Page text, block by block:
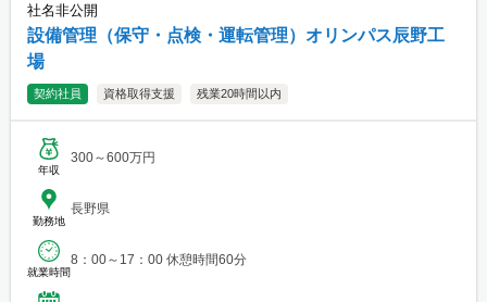
社名非公開
設備管理（保守・点検・運転管理）オリンパス辰野工
場
契約社員 資格取得支援 残業20時間以内
年収
300～600万円
勤務地
長野県
就業時間
8：00～17：00 休憩時間60分